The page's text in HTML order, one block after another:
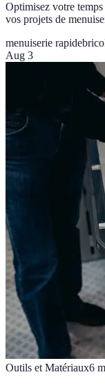
Optimisez votre temps
vos projets de
menuiserie rapide
Aug 3
Outils et Matériaux6